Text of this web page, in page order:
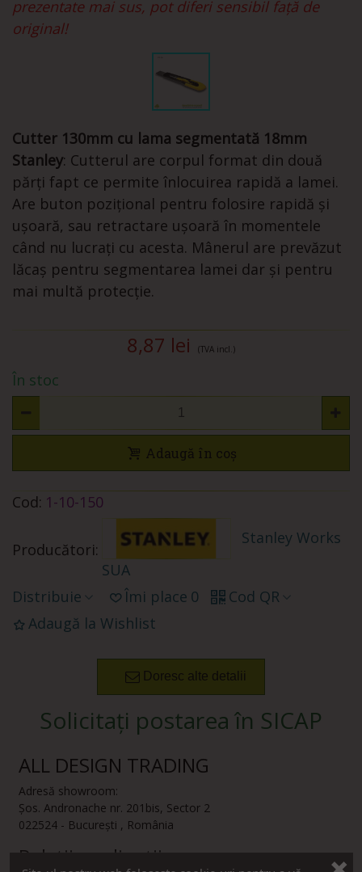
prezentate mai sus, pot diferi sensibil față de
original!
Cutter 130mm cu lama segmentată 18mm
Stanley: Cutterul are corpul format din două
părți fapt ce permite înlocuirea rapidă a lamei.
Are buton pozițional pentru folosire rapidă și
ușoară, sau retractare ușoară în momentele
când nu lucrați cu acesta. Mânerul are prevăzut
lăcaș pentru segmentarea lamei dar și pentru
mai multă protecție.
8,87 lei (TVA incl.)
În stoc
Adaugă în coș
Cod: 1-10-150
Producători:
Stanley Works
SUA
Distribuie
Îmi place 0
Cod QR
Adaugă la Wishlist
Doresc alte detalii
Solicitați postarea în SICAP
ALL DESIGN TRADING
Adresă showroom:
Șos. Andronache nr. 201bis, Sector 2
022524 - București , România
Relații cu clienții